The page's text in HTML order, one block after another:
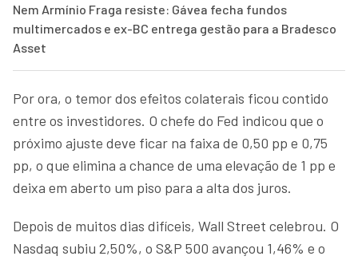
Nem Armínio Fraga resiste: Gávea fecha fundos
multimercados e ex-BC entrega gestão para a Bradesco
Asset
Por ora, o temor dos efeitos colaterais ficou contido
entre os investidores. O chefe do Fed indicou que o
próximo ajuste deve ficar na faixa de 0,50 pp e 0,75
pp, o que elimina a chance de uma elevação de 1 pp e
deixa em aberto um piso para a alta dos juros.
Depois de muitos dias difíceis, Wall Street celebrou. O
Nasdaq subiu 2,50%, o S&P 500 avançou 1,46% e o